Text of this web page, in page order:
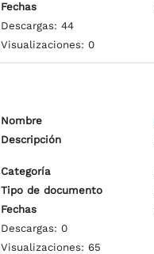
Fechas
Descargas: 44
Visualizaciones: 0
Nombre
Descripción
Categoría
Tipo de documento
Fechas
Descargas: 0
Visualizaciones: 65